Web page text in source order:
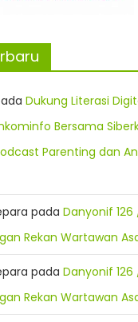
Dukung Literasi
Bersama
Parenting dan
pada Danyonif
Rekan Wartawan
pada Danyonif
Rekan Wartawan